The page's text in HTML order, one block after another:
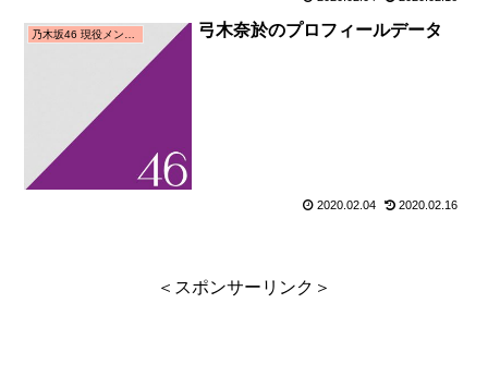
弓木奈於のプロフィールデータ
2020.02.04 2020.02.16
＜スポンサーリンク＞